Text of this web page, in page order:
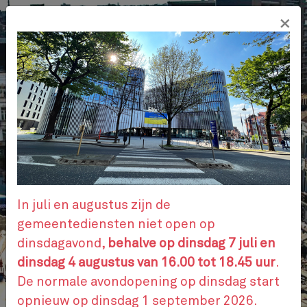
Overslaan
naar
de
inhoud
gaan
ADMINISTRATIEVE STAPPEN
AFSPRAAK
CONTACTEER ONS
NL
×
In juli en augustus zijn de
gemeentediensten niet open op
dinsdagavond, behalve op dinsdag 7 juli en
dinsdag 4 augustus van 16.00 tot 18.45 uur.
De normale avondopening op dinsdag start
opnieuw op dinsdag 1 september 2026.